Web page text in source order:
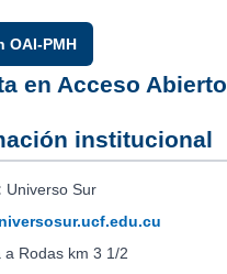
OAI-PMH
en Acceso Abierto
institucional
Universo Sur
a Rodas km 3 1/2